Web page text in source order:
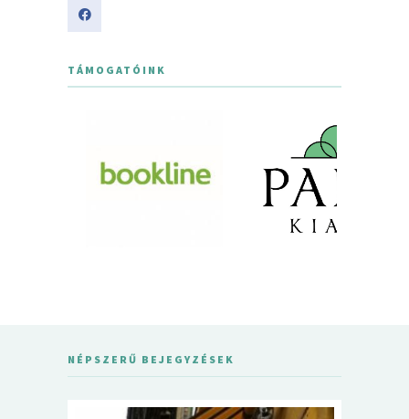
TÁMOGATÓINK
NÉPSZERŰ BEJEGYZÉSEK